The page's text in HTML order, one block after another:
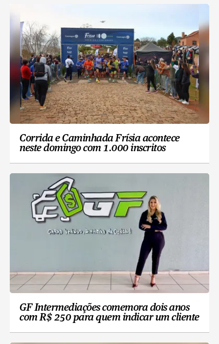
Corrida e Caminhada Frísia acontece
neste domingo com 1.000 inscritos
GF Intermediações comemora dois anos
com R$ 250 para quem indicar um cliente